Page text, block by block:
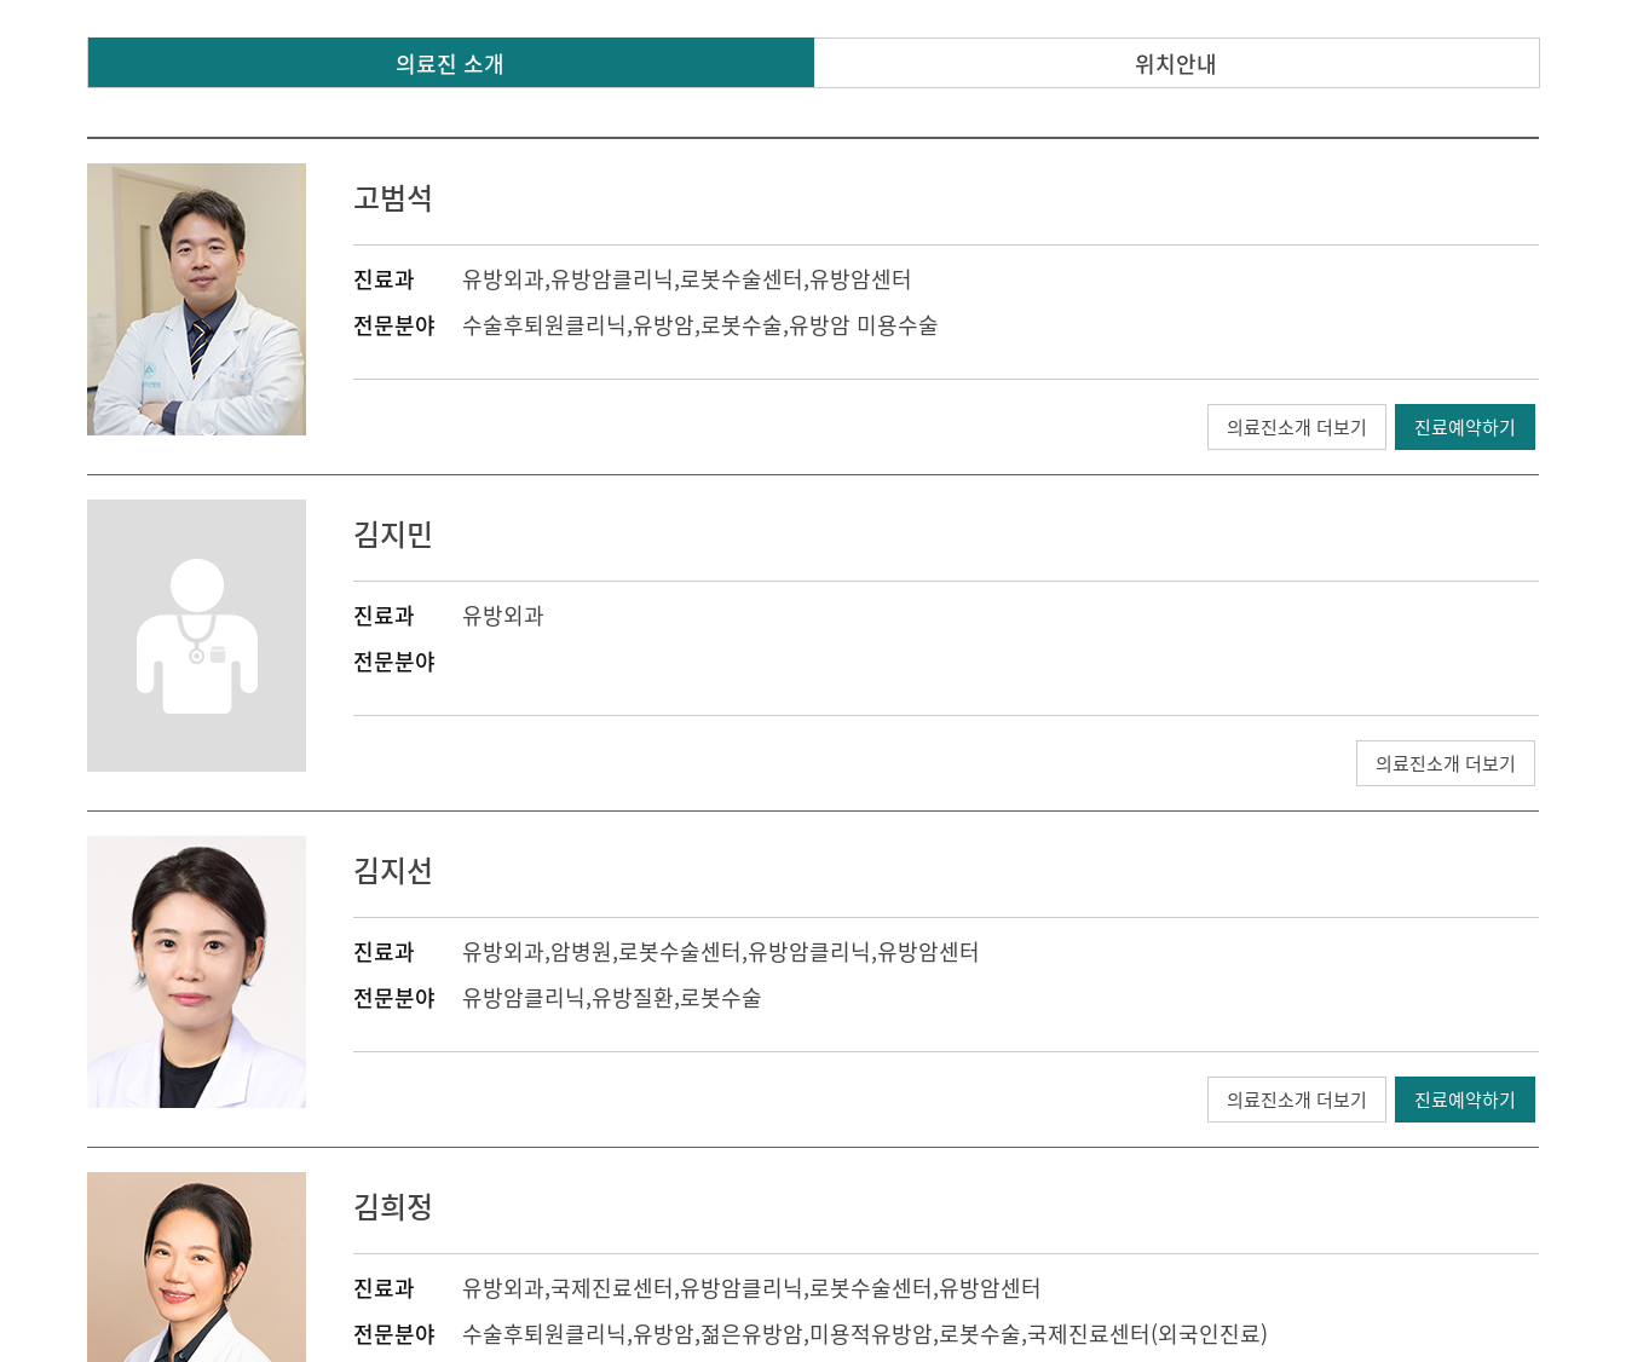
의료진 소개 위치안내
고범석
진료과 유방외과,유방암클리닉,로봇수술센터,유방암센터
전문분야
수술후퇴원클리닉,유방암,로봇수술,유방암 미용수술
의료진소개 더보기 진료예약하기
김지민
진료과
유방외과
전문분야
의료진소개 더보기
김지선
진료과 유방외과,암병원,로봇수술센터,유방암클리닉,유방암센터
전문분야
유방암클리닉,유방질환,로봇수술
의료진소개 더보기 진료예약하기
김희정
진료과 유방외과,국제진료센터,유방암클리닉,로봇수술센터,유방암센터
전문분야
수술후퇴원클리닉,유방암,젊은유방암,미용적유방암,로봇수술,국제진료센터(외국인진료)